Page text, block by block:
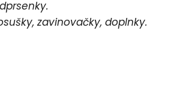
zavinovačky, doplnky.